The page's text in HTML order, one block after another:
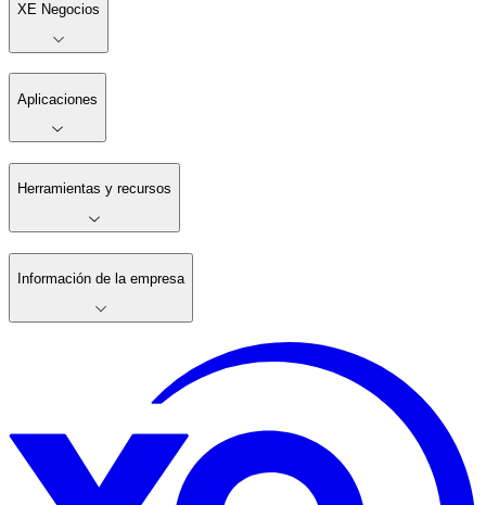
XE Negocios
Aplicaciones
Herramientas y recursos
Información de la empresa